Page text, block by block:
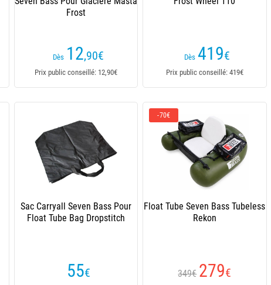
Frost
Dès 12,90€
Prix public conseillé: 12,90€
Dès 419€
Prix public conseillé: 419€
Sac Carryall Seven Bass Pour
Float Tube Bag Dropstitch
55€
-70€
Float Tube Seven Bass Tubeless
Rekon
349€ 279€